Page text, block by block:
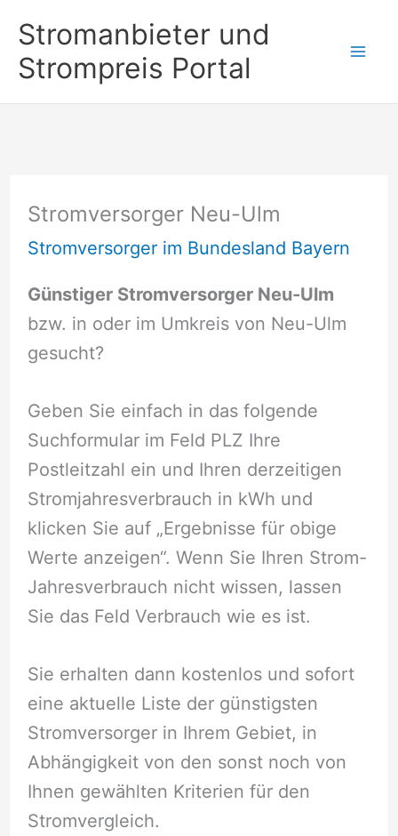
Inhalt
springen
Stromanbieter und
Strompreis Portal
Stromversorger Neu-Ulm
Stromversorger im Bundesland Bayern
Günstiger Stromversorger Neu-Ulm
bzw. in oder im Umkreis von Neu-Ulm
gesucht?
Geben Sie einfach in das folgende
Suchformular im Feld PLZ Ihre
Postleitzahl ein und Ihren derzeitigen
Stromjahresverbrauch in kWh und
klicken Sie auf „Ergebnisse für obige
Werte anzeigen“. Wenn Sie Ihren Strom-
Jahresverbrauch nicht wissen, lassen
Sie das Feld Verbrauch wie es ist.
Sie erhalten dann kostenlos und sofort
eine aktuelle Liste der günstigsten
Stromversorger in Ihrem Gebiet, in
Abhängigkeit von den sonst noch von
Ihnen gewählten Kriterien für den
Stromvergleich.